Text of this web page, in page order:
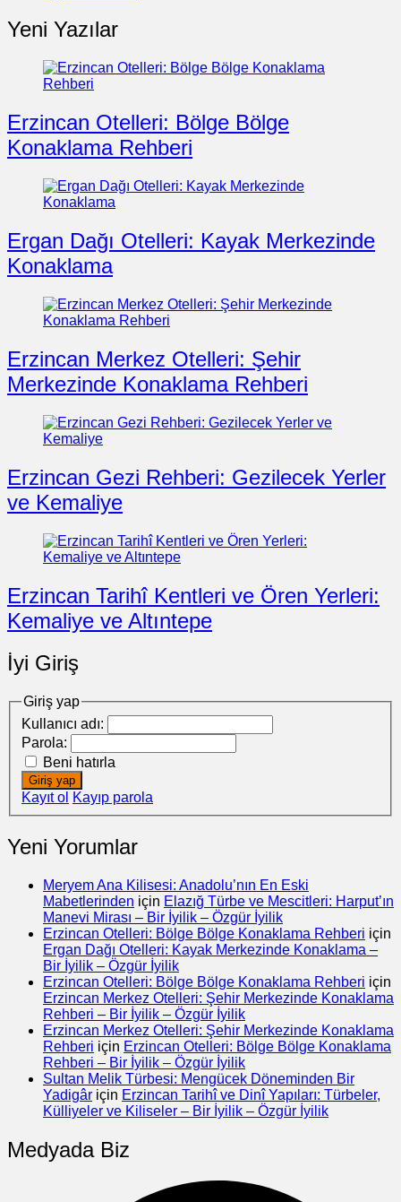
Yeni Yazılar
Erzincan Otelleri: Bölge Bölge
Konaklama Rehberi
Ergan Dağı Otelleri: Kayak Merkezinde
Konaklama
Erzincan Merkez Otelleri: Şehir
Merkezinde Konaklama Rehberi
Erzincan Gezi Rehberi: Gezilecek Yerler
ve Kemaliye
Erzincan Tarihî Kentleri ve Ören Yerleri:
Kemaliye ve Altıntepe
İyi Giriş
Giriş yap
Kullanıcı adı:
Parola:
Beni hatırla
Giriş yap
Kayıt ol Kayıp parola
Yeni Yorumlar
Meryem Ana Kilisesi: Anadolu’nın En Eski
Mabetlerinden için Elazığ Türbe ve Mescitleri: Harput’ın
Manevi Mirası – Bir İyilik – Özgür İyilik
Erzincan Otelleri: Bölge Bölge Konaklama Rehberi için
Ergan Dağı Otelleri: Kayak Merkezinde Konaklama –
Bir İyilik – Özgür İyilik
Erzincan Otelleri: Bölge Bölge Konaklama Rehberi için
Erzincan Merkez Otelleri: Şehir Merkezinde Konaklama
Rehberi – Bir İyilik – Özgür İyilik
Erzincan Merkez Otelleri: Şehir Merkezinde Konaklama
Rehberi için Erzincan Otelleri: Bölge Bölge Konaklama
Rehberi – Bir İyilik – Özgür İyilik
Sultan Melik Türbesi: Mengücek Döneminden Bir
Yadigâr için Erzincan Tarihî ve Dinî Yapıları: Türbeler,
Külliyeler ve Kiliseler – Bir İyilik – Özgür İyilik
Medyada Biz